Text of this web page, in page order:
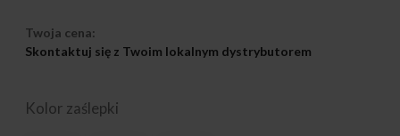
Twoja cena:
Skontaktuj się z Twoim lokalnym dystrybutorem
Kolor zaślepki